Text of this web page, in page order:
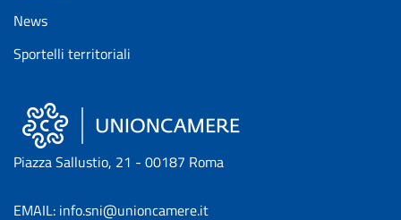
News
Sportelli territoriali
Piazza Sallustio, 21 - 00187 Roma
EMAIL: info.sni@unioncamere.it